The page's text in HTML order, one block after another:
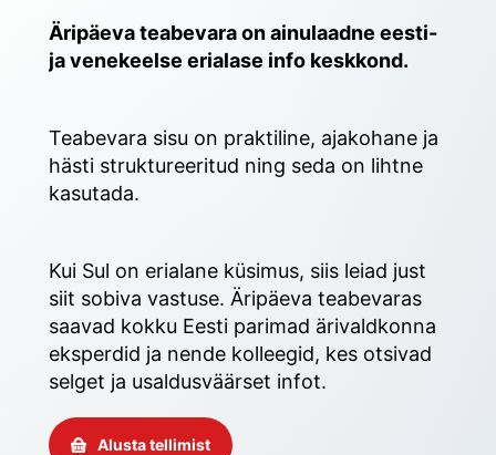
Äripäeva teabevara on ainulaadne eesti-
ja venekeelse erialase info keskkond.
Teabevara sisu on praktiline, ajakohane ja
hästi struktureeritud ning seda on lihtne
kasutada.
Kui Sul on erialane küsimus, siis leiad just
siit sobiva vastuse. Äripäeva teabevaras
saavad kokku Eesti parimad ärivaldkonna
eksperdid ja nende kolleegid, kes otsivad
selget ja usaldusväärset infot.
Alusta tellimist